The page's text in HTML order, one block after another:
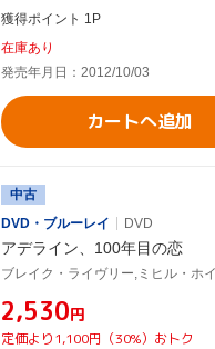
獲得ポイント 1P
在庫あり
発売年月日：2012/10/03
カートへ追加
中古
DVD・ブルーレイ
DVD
アデライン、100年目の恋
¥2,530円
定価より1,100円（30%）おトク